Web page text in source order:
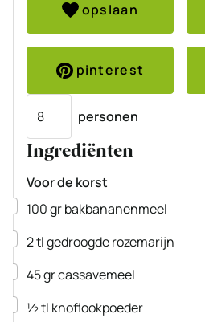
opslaan
pinterest
personen
Ingrediënten
Voor de korst
▢
100grbakbananenmeel
▢
2tlgedroogde rozemarijn
▢
45grcassavemeel
▢
½tl knoflookpoeder